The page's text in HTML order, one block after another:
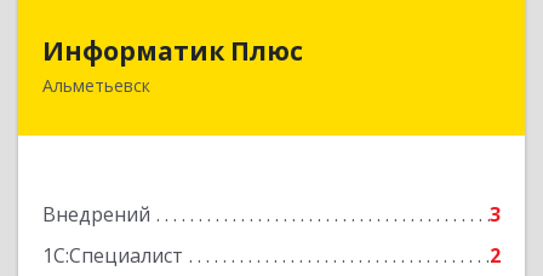
Информатик Плюс
Альметьевск
Внедрений
3
1С:Специалист
2
423458, Татарстан Респ, Альметьевский р-н,
Подробнее